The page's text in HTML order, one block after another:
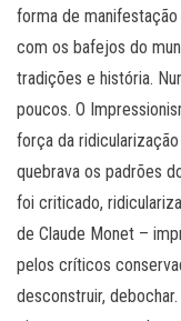
forma de
com os bafejos do
tradições e história.
poucos. O
força da
quebrava os padrões
foi criticado,
de Claude Monet –
pelos críticos
desconstruir,